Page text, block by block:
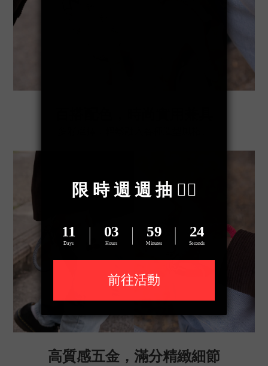
高質感五金，滿分精緻細節